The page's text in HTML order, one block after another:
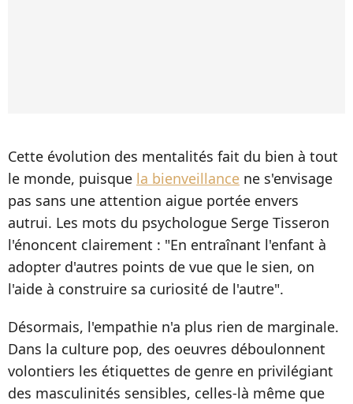
Cette évolution des mentalités fait du bien à tout
le monde, puisque la bienveillance ne s'envisage
pas sans une attention aigue portée envers
autrui. Les mots du psychologue Serge Tisseron
l'énoncent clairement : "En entraînant l'enfant à
adopter d'autres points de vue que le sien, on
l'aide à construire sa curiosité de l'autre".
Désormais, l'empathie n'a plus rien de marginale.
Dans la culture pop, des oeuvres déboulonnent
volontiers les étiquettes de genre en privilégiant
des masculinités sensibles, celles-là même que